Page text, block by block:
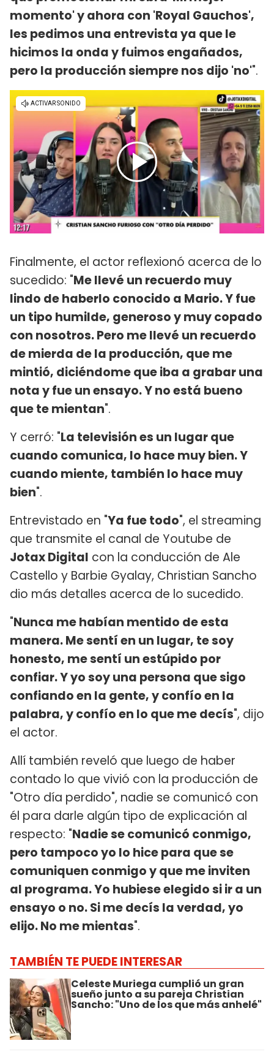
momento' y ahora con 'Royal Gauchos',
les pedimos una entrevista ya que le
hicimos la onda y fuimos engañados,
pero la producción siempre nos dijo 'no'".
Finalmente, el actor reflexionó acerca de lo
sucedido: "Me llevé un recuerdo muy
lindo de haberlo conocido a Mario. Y fue
un tipo humilde, generoso y muy copado
con nosotros. Pero me llevé un recuerdo
de mierda de la producción, que me
mintió, diciéndome que iba a grabar una
nota y fue un ensayo. Y no está bueno
que te mientan".
Y cerró: "La televisión es un lugar que
cuando comunica, lo hace muy bien. Y
cuando miente, también lo hace muy
bien".
Entrevistado en "Ya fue todo", el streaming
que transmite el canal de Youtube de
Jotax Digital con la conducción de Ale
Castello y Barbie Gyalay, Christian Sancho
dio más detalles acerca de lo sucedido.
"Nunca me habían mentido de esta
manera. Me sentí en un lugar, te soy
honesto, me sentí un estúpido por
confiar. Y yo soy una persona que sigo
confiando en la gente, y confío en la
palabra, y confío en lo que me decís", dijo
el actor.
Allí también reveló que luego de haber
contado lo que vivió con la producción de
"Otro día perdido", nadie se comunicó con
él para darle algún tipo de explicación al
respecto: "Nadie se comunicó conmigo,
pero tampoco yo lo hice para que se
comuniquen conmigo y que me inviten
al programa. Yo hubiese elegido si ir a un
ensayo o no. Si me decís la verdad, yo
elijo. No me mientas".
TAMBIÉN TE PUEDE INTERESAR
Celeste Muriega cumplió un gran
sueño junto a su pareja Christian
Sancho: "Uno de los que más anhelé"